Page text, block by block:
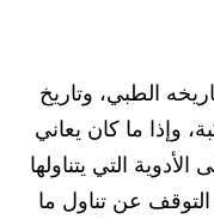
الطبي، وتاريخ
وإذا ما كان يعاني
التي يتناولها
عن تناول ما